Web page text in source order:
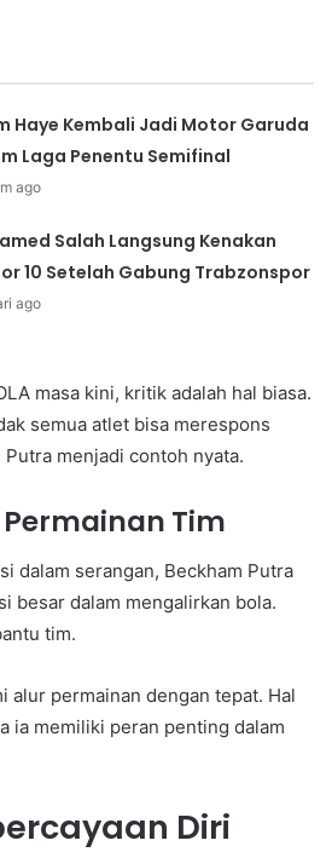
Haye Kembali Jadi Motor Garuda
Laga Penentu Semifinal
ago
Salah Langsung Kenakan
10 Setelah Gabung Trabzonspor
ago
masa kini, kritik adalah hal biasa.
semua atlet bisa merespons
menjadi contoh nyata.
Tim
dalam serangan, Beckham Putra
besar dalam mengalirkan bola.
tim.
alur permainan dengan tepat. Hal
ia memiliki peran penting dalam
Diri